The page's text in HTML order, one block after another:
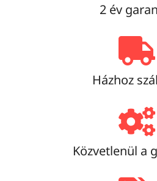
2 év
Házhoz
Közvetlenül a